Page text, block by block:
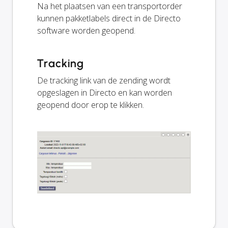
Na het plaatsen van een transportorder
kunnen pakketlabels direct in de Directo
software worden geopend.
Tracking
De tracking link van de zending wordt
opgeslagen in Directo en kan worden
geopend door erop te klikken.